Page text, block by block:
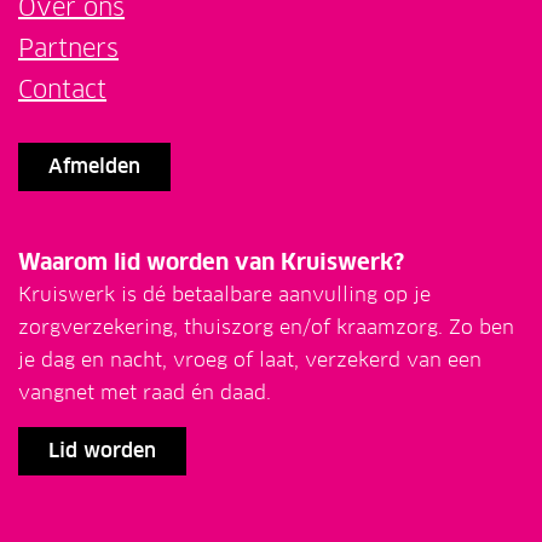
Over ons
Partners
Contact
Afmelden
Waarom lid worden van Kruiswerk?
Kruiswerk is dé betaalbare aanvulling op je
zorgverzekering, thuiszorg en/of kraamzorg. Zo ben
je dag en nacht, vroeg of laat, verzekerd van een
vangnet met raad én daad.
Lid worden